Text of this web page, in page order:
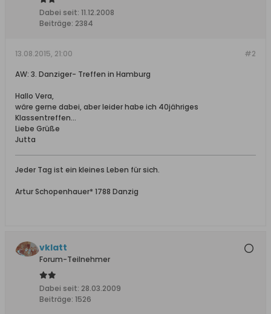
Dabei seit: 11.12.2008
Beiträge: 2384
#2
13.08.2015, 21:00
AW: 3. Danziger- Treffen in Hamburg
Hallo Vera,
wäre gerne dabei, aber leider habe ich 40jähriges
Klassentreffen...
Liebe Grüße
Jutta
Jeder Tag ist ein kleines Leben für sich.
Artur Schopenhauer* 1788 Danzig
vklatt
Forum-Teilnehmer
Dabei seit: 28.03.2009
Beiträge: 1526